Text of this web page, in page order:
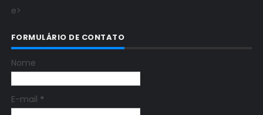
e>
FORMULÁRIO DE CONTATO
Nome
E-mail *